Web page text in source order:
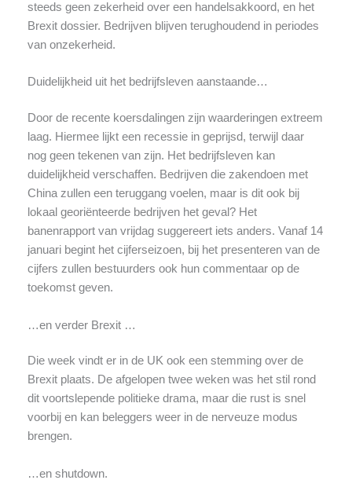
steeds geen zekerheid over een handelsakkoord, en het
Brexit dossier. Bedrijven blijven terughoudend in periodes
van onzekerheid.
Duidelijkheid uit het bedrijfsleven aanstaande…
Door de recente koersdalingen zijn waarderingen extreem
laag. Hiermee lijkt een recessie in geprijsd, terwijl daar
nog geen tekenen van zijn. Het bedrijfsleven kan
duidelijkheid verschaffen. Bedrijven die zakendoen met
China zullen een teruggang voelen, maar is dit ook bij
lokaal georiënteerde bedrijven het geval? Het
banenrapport van vrijdag suggereert iets anders. Vanaf 14
januari begint het cijferseizoen, bij het presenteren van de
cijfers zullen bestuurders ook hun commentaar op de
toekomst geven.
…en verder Brexit …
Die week vindt er in de UK ook een stemming over de
Brexit plaats. De afgelopen twee weken was het stil rond
dit voortslepende politieke drama, maar die rust is snel
voorbij en kan beleggers weer in de nerveuze modus
brengen.
…en shutdown.